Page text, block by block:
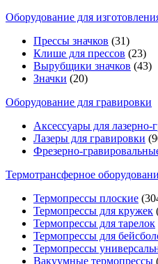
Оборудование для
Прессы значков (31)
Клише для прессов (23)
Вырубщики значков (43)
Значки (20)
Оборудование для гравировки
Аксессуары для лазерно-
Лазеры для гравировки
Фрезерно-
Термотрансферное
Термопрессы плоские
Термопрессы для кружек
Термопрессы для тарелок
Термопрессы для
Термопрессы
Вакуумные термопрессы